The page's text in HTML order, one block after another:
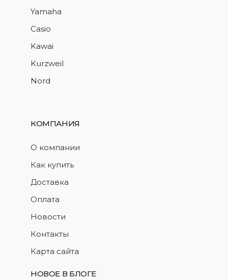
Yamaha
Casio
Kawai
Kurzweil
Nord
КОМПАНИЯ
О компании
Как купить
Доставка
Оплата
Новости
Контакты
Карта сайта
НОВОЕ В БЛОГЕ